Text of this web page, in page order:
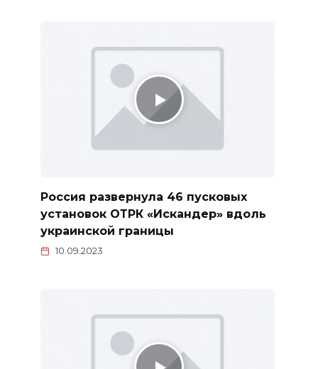
Россия развернула 46 пусковых
установок ОТРК «Искандер» вдоль
украинской границы
10.09.2023